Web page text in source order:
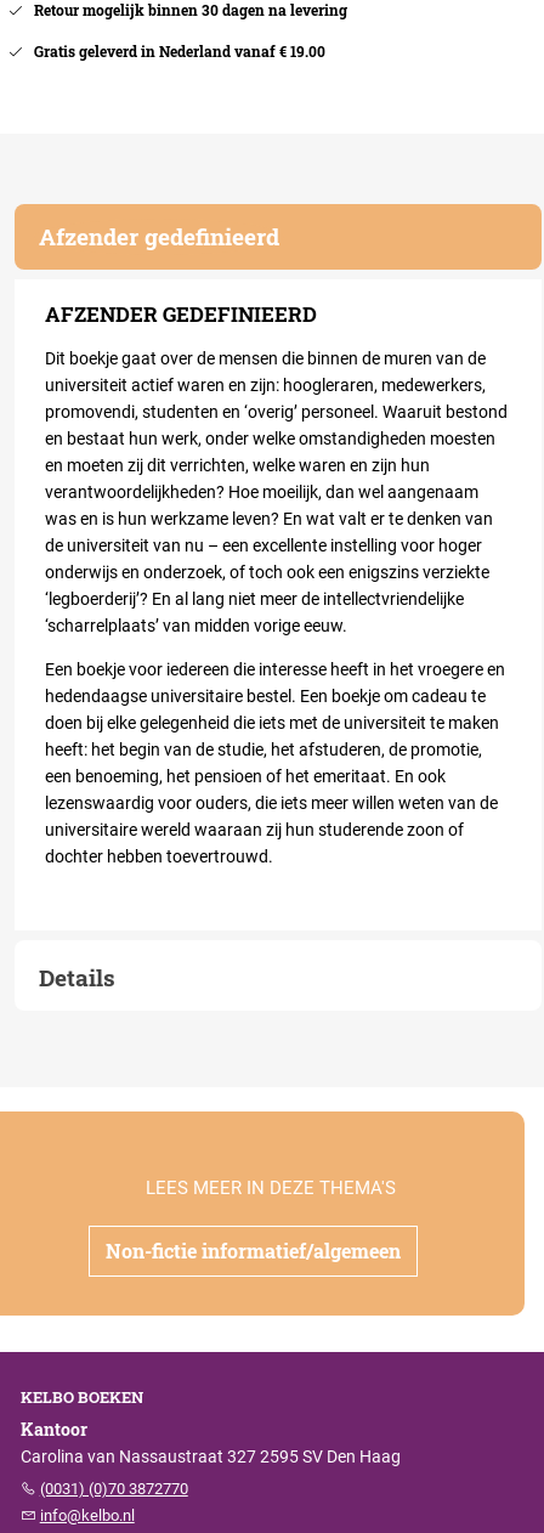
Retour mogelijk binnen 30 dagen na levering
Gratis geleverd in Nederland vanaf € 19.00
Afzender gedefinieerd
AFZENDER GEDEFINIEERD
Dit boekje gaat over de mensen die binnen de muren van de
universiteit actief waren en zijn: hoogleraren, medewerkers,
promovendi, studenten en ‘overig’ personeel. Waaruit bestond
en bestaat hun werk, onder welke omstandigheden moesten
en moeten zij dit verrichten, welke waren en zijn hun
verantwoordelijkheden? Hoe moeilijk, dan wel aangenaam
was en is hun werkzame leven? En wat valt er te denken van
de universiteit van nu – een excellente instelling voor hoger
onderwijs en onderzoek, of toch ook een enigszins verziekte
‘legboerderij’? En al lang niet meer de intellectvriendelijke
‘scharrelplaats’ van midden vorige eeuw.
Een boekje voor iedereen die interesse heeft in het vroegere en
hedendaagse universitaire bestel. Een boekje om cadeau te
doen bij elke gelegenheid die iets met de universiteit te maken
heeft: het begin van de studie, het afstuderen, de promotie,
een benoeming, het pensioen of het emeritaat. En ook
lezenswaardig voor ouders, die iets meer willen weten van de
universitaire wereld waaraan zij hun studerende zoon of
dochter hebben toevertrouwd.
Details
Non-fictie informatief/algemeen
LEES MEER IN DEZE THEMA'S
KELBO BOEKEN
Kantoor
Carolina van Nassaustraat 327 2595 SV Den Haag
(0031) (0)70 3872770
info@kelbo.nl